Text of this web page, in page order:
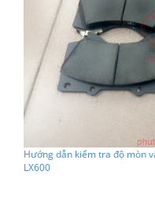
Hướng dẫn kiểm tra độ mòn
LX600